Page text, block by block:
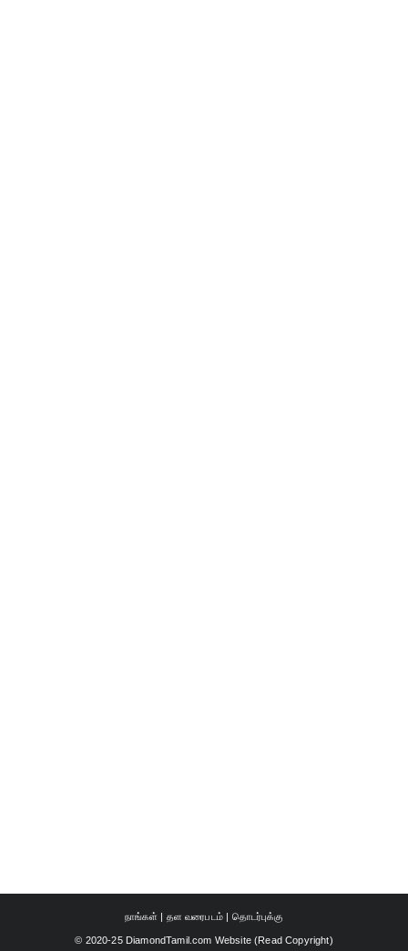
நாங்கள் | தள வரைபடம் | தொடர்புக்கு
© 2020-25 DiamondTamil.com Website (Read Copyright)